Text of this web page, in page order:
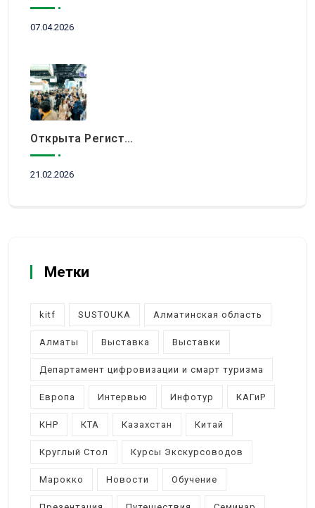
07.04.2026
Открыта Регистрация Посетителей На KITF 2026 — Ключевое Событие Туристической Отрасли Центральной Азии
21.02.2026
Метки
kitf SUSTOUKA Алматинская область
Алматы Выставка Выставки
Департамент цифровизации и смарт туризма
Европа Интервью Инфотур КАГиР
КНР КТА Казахстан Китай
Круглый Стол Курсы Экскурсоводов
Марокко Новости Обучение